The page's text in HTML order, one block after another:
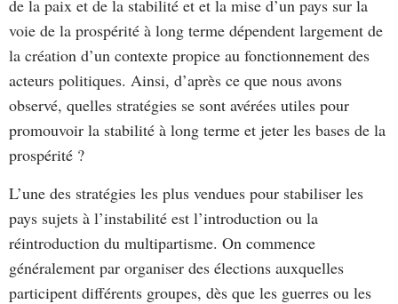
de la paix et de la stabilité et et la mise d’un pays sur la
voie de la prospérité à long terme dépendent largement de
la création d’un contexte propice au fonctionnement des
acteurs politiques. Ainsi, d’après ce que nous avons
observé, quelles stratégies se sont avérées utiles pour
promouvoir la stabilité à long terme et jeter les bases de la
prospérité ?
L’une des stratégies les plus vendues pour stabiliser les
pays sujets à l’instabilité est l’introduction ou la
réintroduction du multipartisme. On commence
généralement par organiser des élections auxquelles
participent différents groupes, dès que les guerres ou les